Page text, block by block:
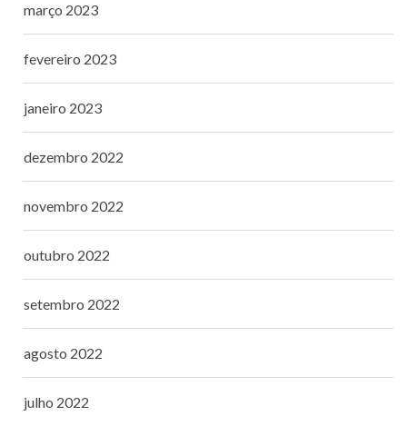
março 2023
fevereiro 2023
janeiro 2023
dezembro 2022
novembro 2022
outubro 2022
setembro 2022
agosto 2022
julho 2022